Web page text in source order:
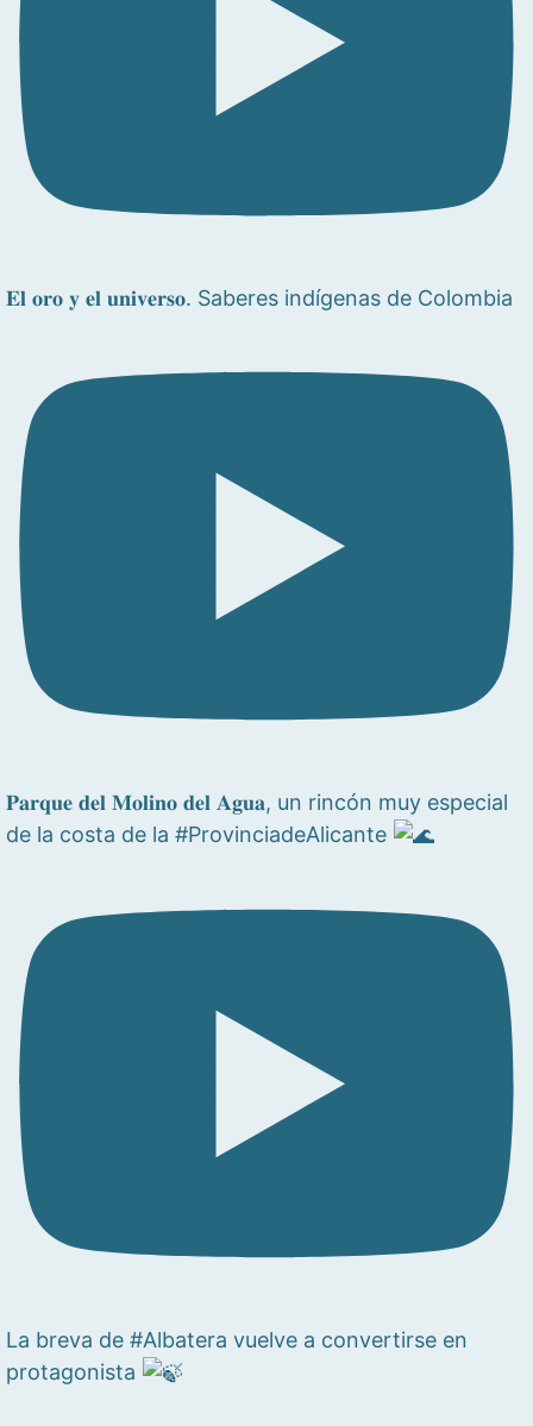
𝐄𝐥 𝐨𝐫𝐨 𝐲 𝐞𝐥 𝐮𝐧𝐢𝐯𝐞𝐫𝐬𝐨. Saberes indígenas de Colombia
𝐏𝐚𝐫𝐪𝐮𝐞 𝐝𝐞𝐥 𝐌𝐨𝐥𝐢𝐧𝐨 𝐝𝐞𝐥 𝐀𝐠𝐮𝐚, un rincón muy especial
de la costa de la #ProvinciadeAlicante
La breva de #Albatera vuelve a convertirse en
protagonista